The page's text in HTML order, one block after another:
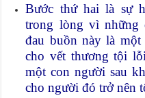
Bước thứ hai là sự
trong lòng vì những
đau buồn này là một
cho vết thương tội
một con người sau
cho người đó trở nên